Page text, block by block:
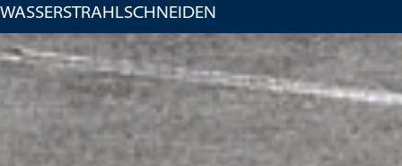
WASSERSTRAHLSCHNEIDEN